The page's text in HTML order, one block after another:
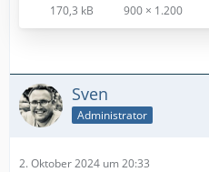
170,3 kB 900 × 1.200
Sven
Administrator
2. Oktober 2024 um 20:33